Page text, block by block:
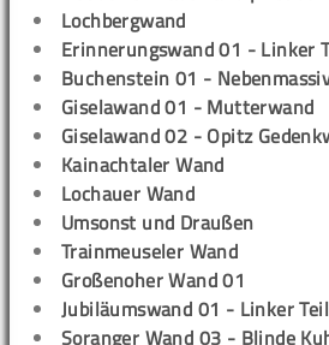
Lochbergwand
Erinnerungswand 01 - Linker
Buchenstein 01 -
Giselawand 01 - Mutterwand
Giselawand 02 - Opitz
Kainachtaler Wand
Lochauer Wand
Umsonst und Draußen
Trainmeuseler Wand
Großenoher Wand 01
Jubiläumswand 01 - Linker Teil
Soranger Wand 03 - Blinde